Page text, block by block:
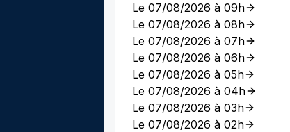
Le 07/08/2026 à 09h
Le 07/08/2026 à 08h
Le 07/08/2026 à 07h
Le 07/08/2026 à 06h
Le 07/08/2026 à 05h
Le 07/08/2026 à 04h
Le 07/08/2026 à 03h
Le 07/08/2026 à 02h